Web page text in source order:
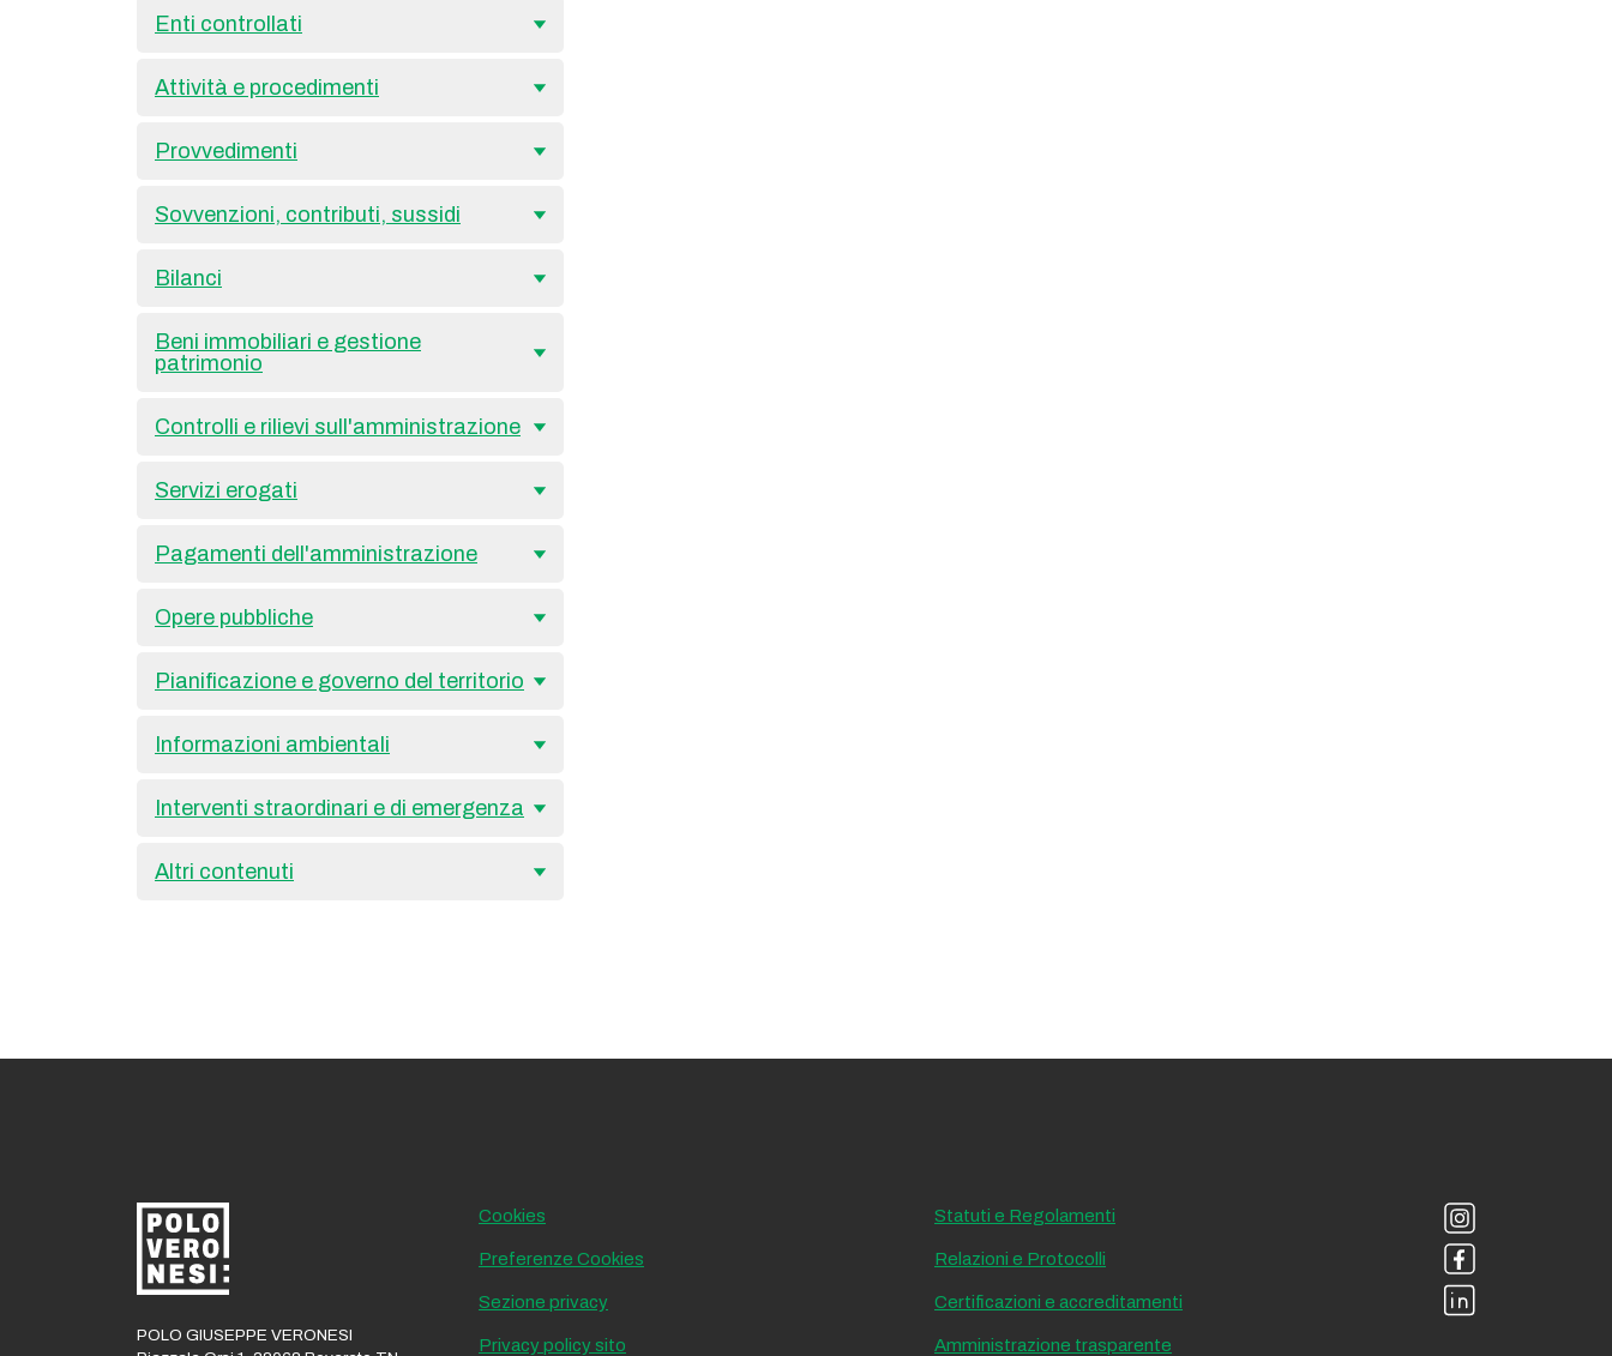
Enti controllati
Attività e procedimenti
Provvedimenti
Sovvenzioni, contributi, sussidi
Bilanci
Beni immobiliari e gestione
patrimonio
Controlli e rilievi sull'amministrazione
Servizi erogati
Pagamenti dell'amministrazione
Opere pubbliche
Pianificazione e governo del territorio
Informazioni ambientali
Interventi straordinari e di emergenza
Altri contenuti
POLO GIUSEPPE VERONESI
Cookies
Preferenze Cookies
Sezione privacy
Privacy policy sito
Statuti e Regolamenti
Relazioni e Protocolli
Certificazioni e accreditamenti
Amministrazione trasparente